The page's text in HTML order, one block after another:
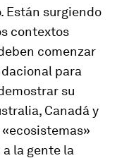
Están surgiendo
contextos
comenzar
para
su
Canadá y
la gente la